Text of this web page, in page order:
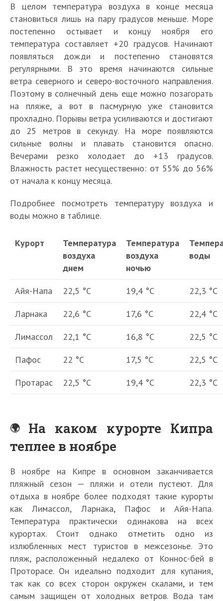
В целом температура воздуха в конце месяца
становиться лишь на пару градусов меньше. Море
постепенно остывает и концу ноября его
температура составляет +20 градусов. Начинают
появляться дожди и постепенно становятся
регулярными. В это время начинаются сильные
ветра северного и северо-восточного направления.
Поэтому в солнечный день еще можно позагорать
на пляже, а вот в пасмурную уже становится
прохладно. Порывы ветра усиливаются и достигают
до 25 метров в секунду. На море появляются
сильные волны и плавать становится опасно.
Вечерами резко холодает до +13 градусов.
Влажность растет несущественно: от 55% до 56%
от начала к концу месяца.
Подробнее посмотреть температуру воздуха и
воды можно в таблице.
Курорт
Температура
воздуха
днем
Температура
воздуха
ночью
воды
Айя-Напа 22,5 °С 19,4 °С
22,3 °С
Ларнака
22,6 °С 17,6 °С
22,4 °С
Лимассол
22,1 °С 16,8 °С
22,5 °С
Пафос
22 °С 17,5 °С
22,5 °С
Протарас
22,5 °С 19,4 °С 22,3 °С
На каком курорте Кипра
теплее в ноябре
В ноябре на Кипре в основном заканчивается
пляжный сезон — пляжи и отели пустеют. Для
отдыха в ноябре более подходят такие курорты
как Лимассол, Ларнака, Пафос и Айя-Напа.
Температура практически одинакова на всех
курортах. Стоит однако отметить одно из
излюбленных мест туристов в межсезонье. Это
пляж, расположенный недалеко от Коннос-бей в
Проторасе. Он идеально подходит для купания,
так как со всех сторон окружен скалами, и тем
самым защищен от холодных ветров. Вода там